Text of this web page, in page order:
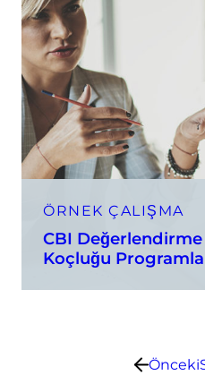
ÖRNEK ÇALIŞMA
CBI
Koçluğu
Önceki